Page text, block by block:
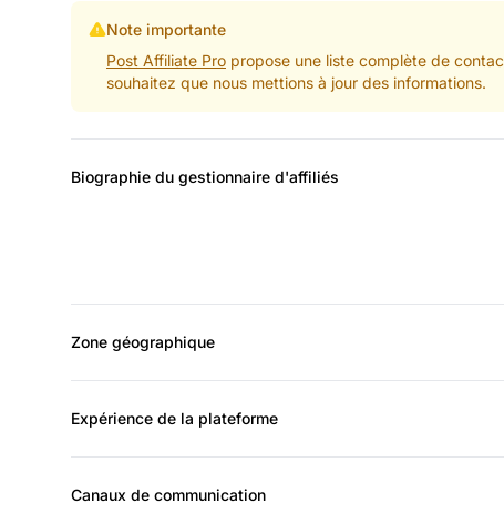
Note importante
Post Affiliate Propropose une liste complète de
souhaitez que nous mettions à jour des informations.
Biographie du gestionnaire d'affiliés
Zone géographique
Expérience de la plateforme
Canaux de communication